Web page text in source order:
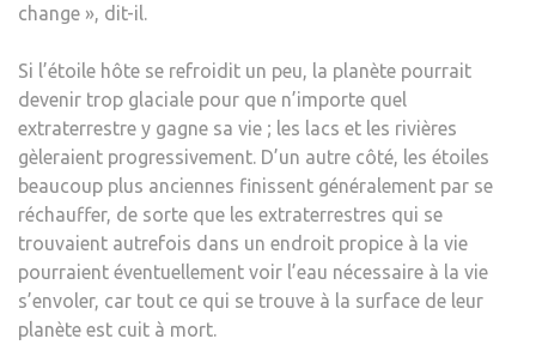
change », dit-il.
Si l’étoile hôte se refroidit un peu, la planète pourrait
devenir trop glaciale pour que n’importe quel
extraterrestre y gagne sa vie ; les lacs et les rivières
gèleraient progressivement. D’un autre côté, les étoiles
beaucoup plus anciennes finissent généralement par se
réchauffer, de sorte que les extraterrestres qui se
trouvaient autrefois dans un endroit propice à la vie
pourraient éventuellement voir l’eau nécessaire à la vie
s’envoler, car tout ce qui se trouve à la surface de leur
planète est cuit à mort.